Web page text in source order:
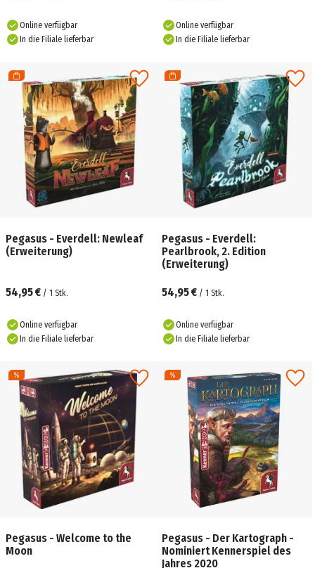
Online verfügbar
In die Filiale lieferbar
Online verfügbar
In die Filiale lieferbar
Pegasus - Everdell: Newleaf
(Erweiterung)
54,95 € / 1 Stk.
Online verfügbar
In die Filiale lieferbar
Pegasus - Everdell:
Pearlbrook, 2. Edition
(Erweiterung)
54,95 € / 1 Stk.
Online verfügbar
In die Filiale lieferbar
Pegasus - Welcome to the
Moon
Pegasus - Der Kartograph -
Nominiert Kennerspiel des
Jahres 2020